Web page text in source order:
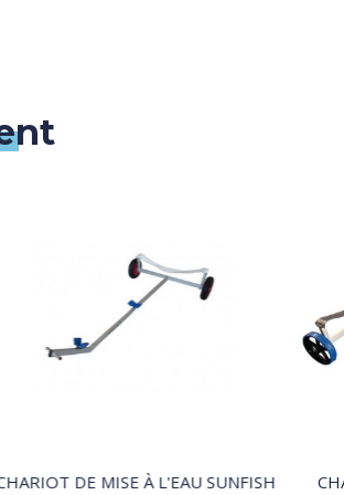
DE MISE À L'EAU SUNFISH CHARIOT